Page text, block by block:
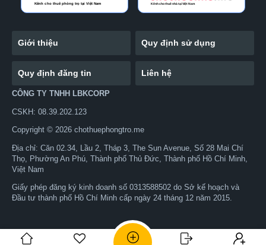
Giới thiệu Quy định sử dụng
Quy định đăng tin Liên hệ
CÔNG TY TNHH LBKCORP
CSKH: 08.39.202.123
Copyright © 2026 chothuephongtro.me
Địa chỉ: Căn 02.34, Lầu 2, Tháp 3, The Sun Avenue, Số 28 Mai Chí
Thọ, Phường An Phú, Thành phố Thủ Đức, Thành phố Hồ Chí Minh,
Việt Nam
Giấy phép đăng ký kinh doanh số 0313588502 do Sở kế hoạch và
Đầu tư thành phố Hồ Chí Minh cấp ngày 24 tháng 12 năm 2015.